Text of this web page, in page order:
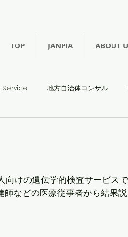
TOP JANPIA ABOUT
Service 地方自治体コンサル
けの遺伝学的検査サービスで
などの医療従事者から結果